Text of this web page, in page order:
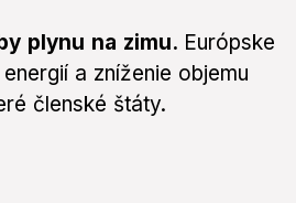
plynu na zimu. Európske
a zníženie objemu
členské štáty.